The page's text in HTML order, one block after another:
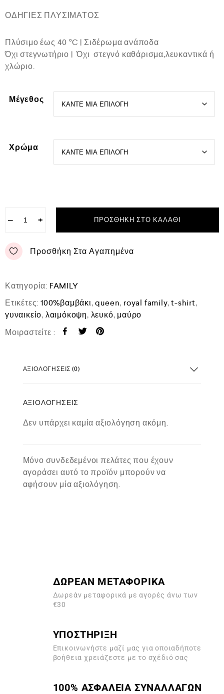
5
ΟΔΗΓΙΕΣ ΠΛΥΣΙΜΑΤΟΣ
Πλύσιμο έως 40 °C | Σιδέρωμα ανάποδα
Όχι στεγνωτήριο | Όχι στεγνό καθάρισμα,λευκαντικά ή
χλώριο.
Μέγεθος
Χρώμα
− + ΠΡΟΣΘΉΚΗ ΣΤΟ ΚΑΛΆΘΙ
Προσθήκη Στα Αγαπημένα
Κατηγορία: FAMILY
Ετικέτες: 100%βαμβάκι,queen, royal family,t-shirt,
γυναικείο, λαιμόκοψη, λευκό, μαύρο
Μοιραστείτε :
ΑΞΙΟΛΟΓΉΣΕΙΣ (0)
ΑΞΙΟΛΟΓΉΣΕΙΣ
Δεν υπάρχει καμία αξιολόγηση ακόμη.
Μόνο συνδεδεμένοι πελάτες που έχουν
αγοράσει αυτό το προϊόν μπορούν να
αφήσουν μία αξιολόγηση.
ΔΩΡΕΑΝ ΜΕΤΑΦΟΡΙΚΑ
Δωρεάν μεταφορικά με αγορές άνω των
€30
ΥΠΟΣΤΗΡΙΞΗ
Επικοινωνήστε μαζί μας για οποιαδήποτε
βοήθεια χρειάζεστε με το σχέδιό σας
100% ΑΣΦΑΛΕΙΑ ΣΥΝΑΛΛΑΓΩΝ